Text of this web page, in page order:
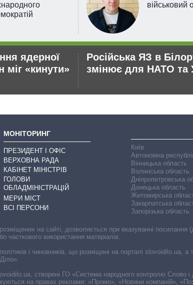
ядерної
міг «кинути»
військовий
Російська ЯЗ в
змінює для НАТО та
МОНІТОРИНГ
ПРЕЗИДЕНТ І ОФІС
ВЕРХОВНА РАДА
КАБІНЕТ МІНІСТРІВ
ГОЛОВИ
ОБЛАДМІНІСТРАЦІЙ
МЕРИ МІСТ
ВСІ ПЕРСОНИ
Київ
Автономна
Вінницька область
Волинська область
Дніпропетровська
Донецька область
Житомирська
Закарпатська
Запорізька область
на сайті, дозволяється при вказуванні
часткового використання матеріалів.
і чиновників, що розміщені на порталі
створені ГО «Система народного контролю Слово
на правах реклами: «Промо», «Новини компаній»,